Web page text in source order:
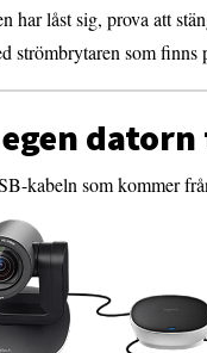
har låst sig, prova att
strömbrytaren som finns
kabeln som kommer